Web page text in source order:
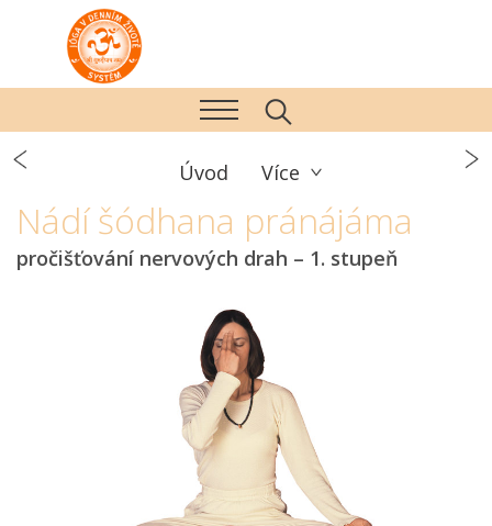
Úvod Více
Nádí šódhana pránájáma
pročišťování nervových drah – 1. stupeň